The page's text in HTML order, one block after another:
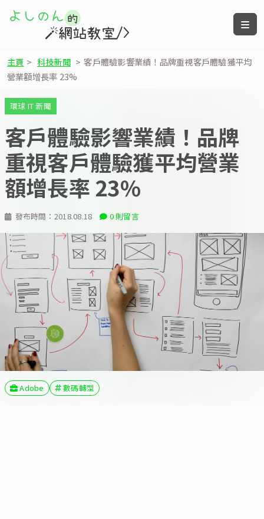
主頁 > 科技新聞 > 客戶體驗影響業績！品牌重視客戶體驗獲平均
營業額增長率 23%
發布時間： 2018.08.18 0 則留言
環球 IT 新聞
客戶體驗影響業績！品牌
重視客戶體驗獲平均營業
額增長率 23%
Adobe 數碼轉型